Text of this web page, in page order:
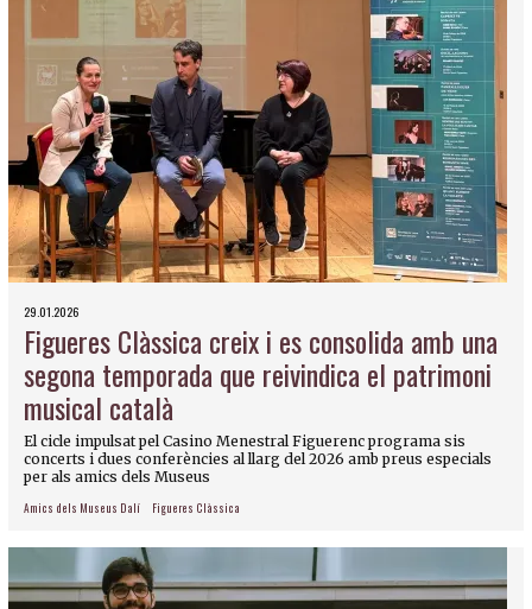
29.01.2026
Figueres Clàssica creix i es consolida amb una
segona temporada que reivindica el patrimoni
musical català
El cicle impulsat pel Casino Menestral Figuerenc programa sis
concerts i dues conferències al llarg del 2026 amb preus especials
per als amics dels Museus
Amics dels Museus Dalí Figueres Clàssica